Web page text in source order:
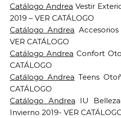
Catálogo Andrea Vestir
2019 – VER CATÁLOGO
CatálogoAndrea
VER CATÁLOGO
Catálogo Andrea Confort
CATÁLOGO
CatálogoAndrea Teens
CATÁLOGO
Catálogo Andrea IU
Invierno 2019- VER